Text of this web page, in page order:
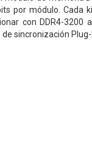
por módulo.
con DDR4-3200
sincronización